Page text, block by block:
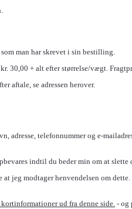
man har skrevet i sin bestilling.
kr. 30,00 + alt efter størrelse/vægt.
aftale, se adressen herover.
adresse, telefonnummer og e-
indtil du beder min om at
jeg modtager henvendelsen om
ud fra denne side. - og